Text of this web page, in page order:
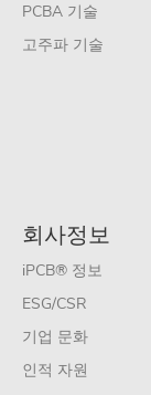
PCBA 기술
고주파 기술
회사정보
iPCB® 정보
ESG/CSR
기업 문화
인적 자원